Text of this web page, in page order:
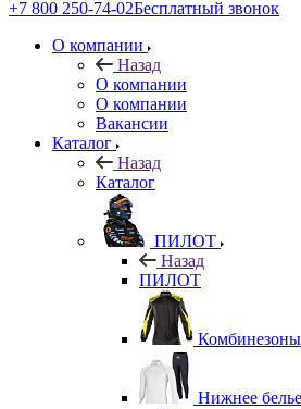
+7 800 250-74-02Бесплатный звонок
О компании
Назад
О компании
О компании
Вакансии
Каталог
Назад
Каталог
ПИЛОТ
Назад
ПИЛОТ
Комбинезоны
Нижнее белье